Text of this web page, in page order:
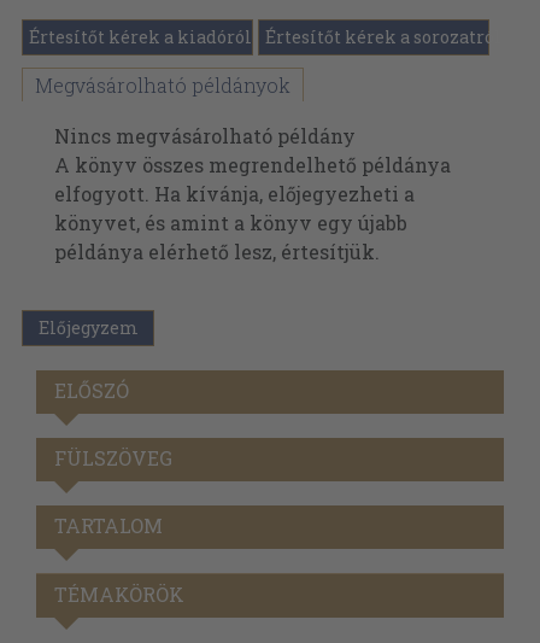
Értesítőt kérek a kiadóról Értesítőt kérek a sorozatról
Megvásárolható példányok
Nincs megvásárolható példány
A könyv összes megrendelhető példánya
elfogyott. Ha kívánja, előjegyezheti a
könyvet, és amint a könyv egy újabb
példánya elérhető lesz, értesítjük.
Előjegyzem
ELŐSZÓ
FÜLSZÖVEG
TARTALOM
TÉMAKÖRÖK